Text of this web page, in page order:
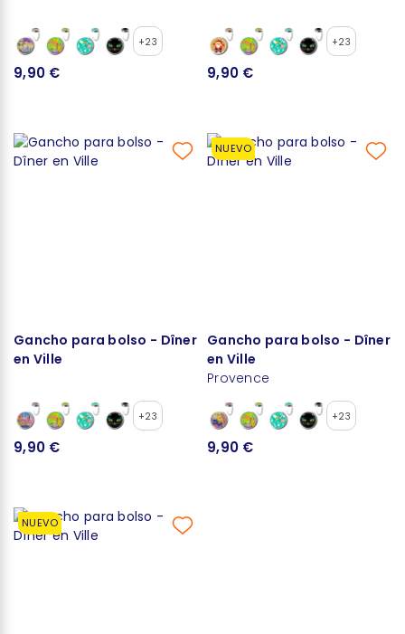
+23
9,90 €
+23
9,90 €
Gancho para bolso - Dîner
en Ville
+23
9,90 €
NUEVO
Gancho para bolso - Dîner
en Ville
Provence
+23
9,90 €
NUEVO